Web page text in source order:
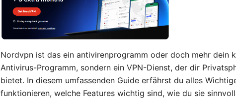
Nordvpn ist das ein antivirenprogramm oder doch mehr dein
Antivirus-Programm, sondern ein VPN-Dienst, der dir
bietet. In diesem umfassenden Guide erfährst du alles
funktionieren, welche Features wichtig sind, wie du sie